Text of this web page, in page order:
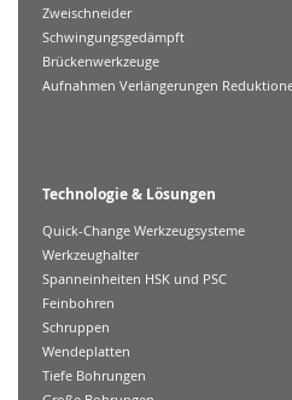
Zweischneider
Schwingungsgedämpft
Brückenwerkzeuge
Aufnahmen Verlängerungen
Technologie & Lösungen
Quick-Change Werkzeugsysteme
Werkzeughalter
Spanneinheiten HSK und PSC
Feinbohren
Schruppen
Wendeplatten
Tiefe Bohrungen